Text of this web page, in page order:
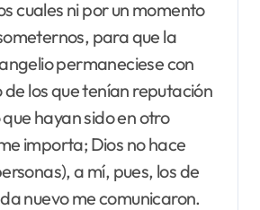
cuales ni por un momento
para que la
permaneciese con
de los que tenían reputación
hayan sido en otro
importa; Dios no hace
a mí, pues, los de
nuevo me comunicaron.